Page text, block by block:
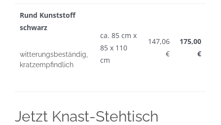
Rund Kunststoff
schwarz
witterungsbeständig,
kratzempfindlich
ca. 85 cm x
85 x 110
cm
147,06
€
175,00
€
Jetzt Knast-Stehtisch